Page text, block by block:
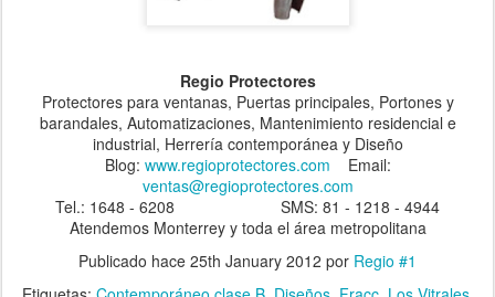
Regio Protectores
Protectores para ventanas, Puertas principales, Portones y
barandales, Automatizaciones, Mantenimiento residencial e
industrial, Herrería contemporánea y Diseño
Blog: www.regioprotectores.com Email:
ventas@regioprotectores.com
Tel.: 1648 - 6208 SMS: 81 - 1218 - 4944
Atendemos Monterrey y toda el área metropolitana
Publicado hace 25th January 2012 por Regio #1